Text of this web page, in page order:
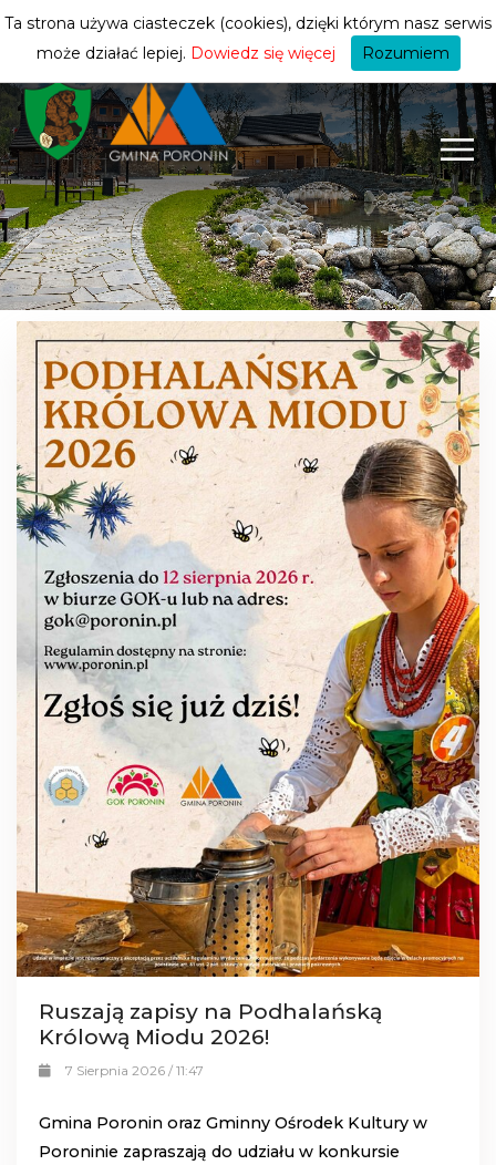
turysty
Ruszają zapisy na Podhalańską
Królową Miodu 2026!
7 Sierpnia 2026 / 11:47
Gmina Poronin oraz Gminny Ośrodek Kultury w
Poroninie zapraszają do udziału w konkursie
Ta strona używa ciasteczek (cookies), dzięki którym nasz serwis
może działać lepiej. Dowiedz się więcej Rozumiem